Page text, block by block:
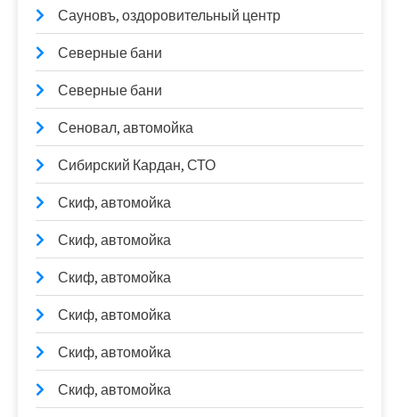
Сауновъ, оздоровительный центр
Северные бани
Северные бани
Сеновал, автомойка
Сибирский Кардан, СТО
Скиф, автомойка
Скиф, автомойка
Скиф, автомойка
Скиф, автомойка
Скиф, автомойка
Скиф, автомойка